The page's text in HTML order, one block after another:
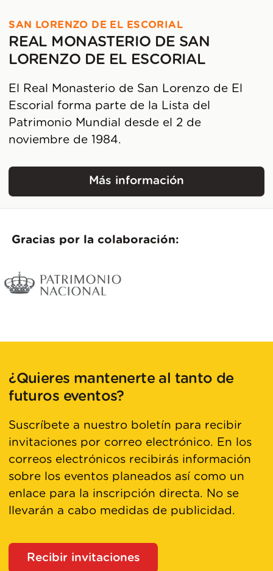
SAN LORENZO DE EL ESCORIAL
REAL MONASTERIO DE SAN
LORENZO DE EL ESCORIAL
El Real Monasterio de San Lorenzo de El
Escorial forma parte de la Lista del
Patrimonio Mundial desde el 2 de
noviembre de 1984.
Más información
Gracias por la colaboración:
¿Quieres mantenerte al tanto de
futuros eventos?
Suscríbete a nuestro boletín para recibir
invitaciones por correo electrónico. En los
correos electrónicos recibirás información
sobre los eventos planeados así como un
enlace para la inscripción directa. No se
llevarán a cabo medidas de publicidad.
Recibir invitaciones